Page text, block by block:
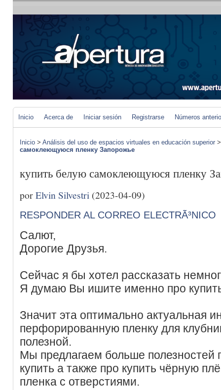
Inicio Acerca de Iniciar sesión Registrarse Números
Inicio > Análisis del uso de espacios virtuales en educación superior
самоклеющуюся пленку Запорожье
купить белую самоклеющуюся пленку
porElvin Silvestri (2023-04-09)
RESPONDER AL CORREO ELECTRÃ³NICO
Салют,
Дорогие Друзья.
Сейчас я бы хотел рассказать
Я думаю Вы ишите именно про
Значит эта оптимально актуальная
перфорированную пленку для
полезной.
Мы предлагаем больше полезностей
купить а также про купить чёрную
пленка с отверстиями.